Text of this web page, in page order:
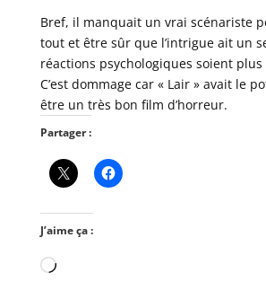
Bref, il manquait un vrai scénariste
tout et être sûr que l’intrigue ait un
réactions psychologiques soient
C’est dommage car « Lair » avait le
être un très bon film d’horreur.
Partager :
J’aime ça :
Chargement…